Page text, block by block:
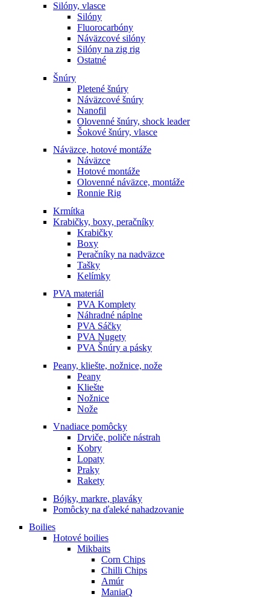
Silóny, vlasce
Silóny
Fluorocarbóny
Náväzcové silóny
Silóny na zig rig
Ostatné
Šnúry
Pletené šnúry
Náväzcové šnúry
Nanofil
Olovenné šnúry, shock leader
Šokové šnúry, vlasce
Náväzce, hotové montáže
Náväzce
Hotové montáže
Olovenné náväzce, montáže
Ronnie Rig
Krmítka
Krabičky, boxy, peračníky
Krabičky
Boxy
Peračníky na nadväzce
Tašky
Kelímky
PVA materiál
PVA Komplety
Náhradné náplne
PVA Sáčky
PVA Nugety
PVA Šnúry a pásky
Peany, kliešte, nožnice, nože
Peany
Kliešte
Nožnice
Nože
Vnadiace pomôcky
Drviče, poliče nástrah
Kobry
Lopaty
Praky
Rakety
Bójky, markre, plaváky
Pomôcky na ďaleké nahadzovanie
Boilies
Hotové boilies
Mikbaits
Corn Chips
Chilli Chips
Amúr
ManiaQ